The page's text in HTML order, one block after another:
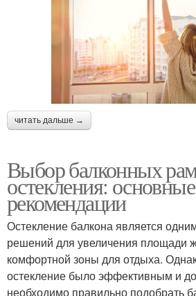
читать дальше →
Выбор балконных
остекления:
рекомендации
Остекление балкона является
решений для увеличения площади
комфортной зоны для отдыха.
остекление было эффективным и
необходимо правильно подобрать